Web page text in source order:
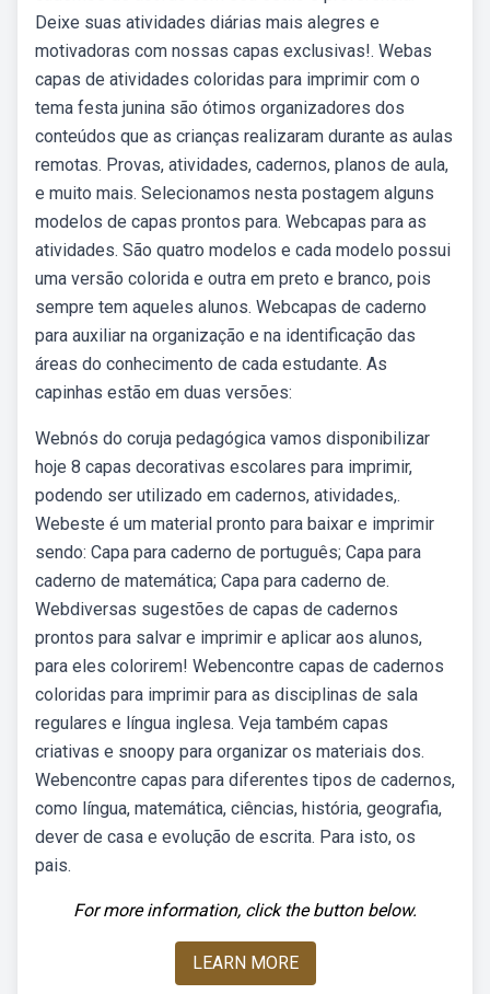
Deixe suas atividades diárias mais alegres e
motivadoras com nossas capas exclusivas!. Webas
capas de atividades coloridas para imprimir com o
tema festa junina são ótimos organizadores dos
conteúdos que as crianças realizaram durante as aulas
remotas. Provas, atividades, cadernos, planos de aula,
e muito mais. Selecionamos nesta postagem alguns
modelos de capas prontos para. Webcapas para as
atividades. São quatro modelos e cada modelo possui
uma versão colorida e outra em preto e branco, pois
sempre tem aqueles alunos. Webcapas de caderno
para auxiliar na organização e na identificação das
áreas do conhecimento de cada estudante. As
capinhas estão em duas versões:
Webnós do coruja pedagógica vamos disponibilizar
hoje 8 capas decorativas escolares para imprimir,
podendo ser utilizado em cadernos, atividades,.
Webeste é um material pronto para baixar e imprimir
sendo: Capa para caderno de português; Capa para
caderno de matemática; Capa para caderno de.
Webdiversas sugestões de capas de cadernos
prontos para salvar e imprimir e aplicar aos alunos,
para eles colorirem! Webencontre capas de cadernos
coloridas para imprimir para as disciplinas de sala
regulares e língua inglesa. Veja também capas
criativas e snoopy para organizar os materiais dos.
Webencontre capas para diferentes tipos de cadernos,
como língua, matemática, ciências, história, geografia,
dever de casa e evolução de escrita. Para isto, os
pais.
For more information, click the button below.
LEARN MORE